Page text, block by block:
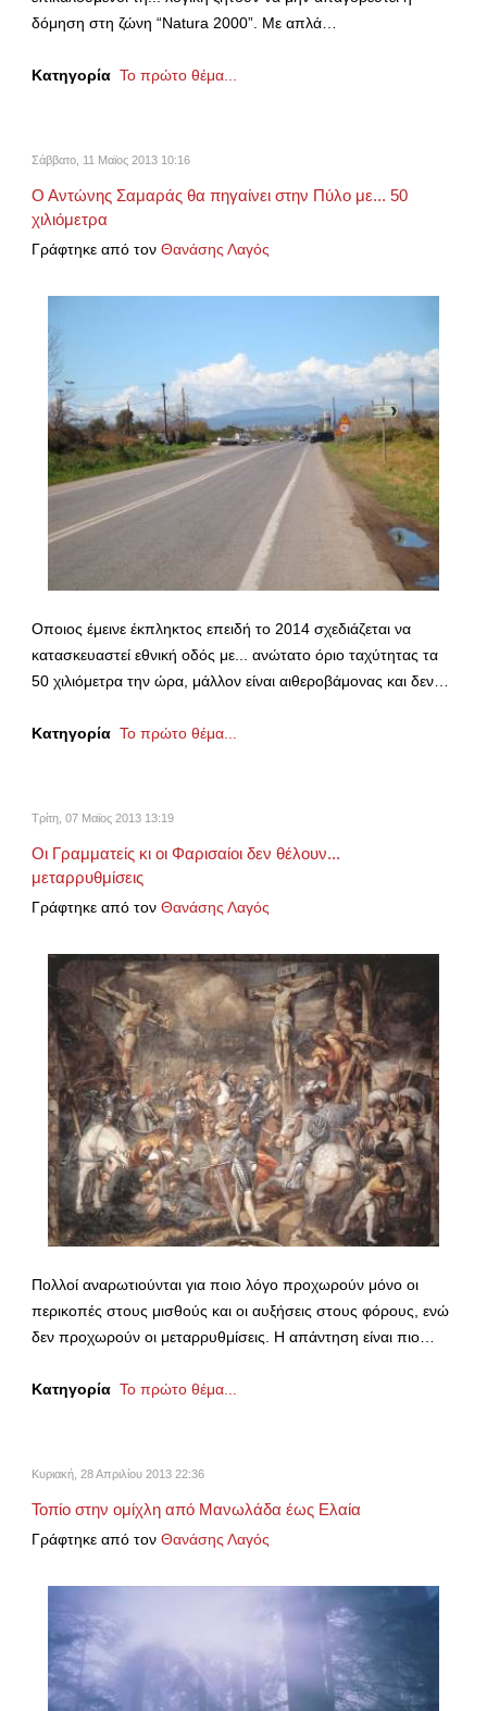
δόμηση στη ζώνη “Natura 2000”. Με απλά…
Κατηγορία Το πρώτο θέμα...
Σάββατο, 11 Μαϊος 2013 10:16
Ο Αντώνης Σαμαράς θα πηγαίνει στην Πύλο με... 50
χιλιόμετρα
Γράφτηκε από τον Θανάσης Λαγός
Οποιος έμεινε έκπληκτος επειδή το 2014 σχεδιάζεται να
κατασκευαστεί εθνική οδός με... ανώτατο όριο ταχύτητας τα
50 χιλιόμετρα την ώρα, μάλλον είναι αιθεροβάμονας και δεν…
Κατηγορία Το πρώτο θέμα...
Τρίτη, 07 Μαϊος 2013 13:19
Οι Γραμματείς κι οι Φαρισαίοι δεν θέλουν...
μεταρρυθμίσεις
Γράφτηκε από τον Θανάσης Λαγός
Πολλοί αναρωτιούνται για ποιο λόγο προχωρούν μόνο οι
περικοπές στους μισθούς και οι αυξήσεις στους φόρους, ενώ
δεν προχωρούν οι μεταρρυθμίσεις. Η απάντηση είναι πιο…
Κατηγορία Το πρώτο θέμα...
Κυριακή, 28 Απριλίου 2013 22:36
Τοπίο στην ομίχλη από Μανωλάδα έως Ελαία
Γράφτηκε από τον Θανάσης Λαγός